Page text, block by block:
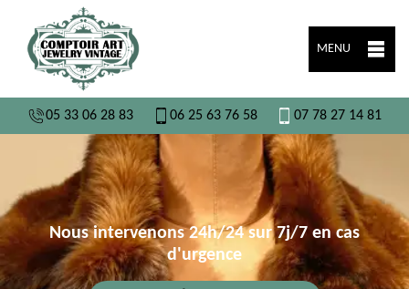
MENU
05 33 06 28 83 06 25 63 76 58 07 78 27 14 81
Nous intervenons 24h/24 sur 7j/7 en cas
d'urgence